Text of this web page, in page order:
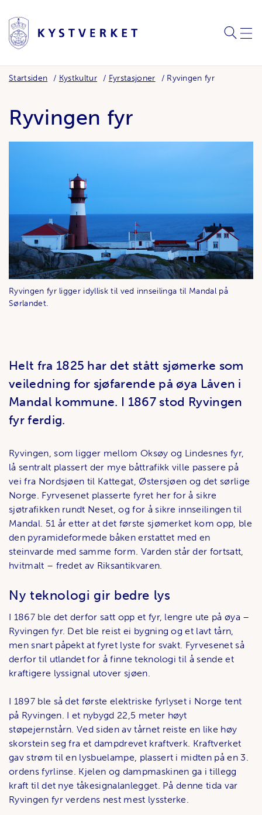
SØK
Startsiden Kystkultur Fyrstasjoner Ryvingen fyr
Ryvingen fyr
Ryvingen fyr ligger idyllisk til ved innseilinga til Mandal på
Sørlandet.
Helt fra 1825 har det stått sjømerke som
veiledning for sjøfarende på øya Låven i
Mandal kommune. I 1867 stod Ryvingen
fyr ferdig.
Ryvingen, som ligger mellom Oksøy og Lindesnes fyr,
lå sentralt plassert der mye båttrafikk ville passere på
vei fra Nordsjøen til Kattegat, Østersjøen og det sørlige
Norge. Fyrvesenet plasserte fyret her for å sikre
sjøtrafikken rundt Neset, og for å sikre innseilingen til
Mandal. 51 år etter at det første sjømerket kom opp, ble
den pyramideformede båken erstattet med en
steinvarde med samme form. Varden står der fortsatt,
hvitmalt – fredet av Riksantikvaren.
Ny teknologi gir bedre lys
I 1867 ble det derfor satt opp et fyr, lengre ute på øya –
Ryvingen fyr. Det ble reist ei bygning og et lavt tårn,
men snart påpekt at fyret lyste for svakt. Fyrvesenet så
derfor til utlandet for å finne teknologi til å sende et
kraftigere lyssignal utover sjøen.
I 1897 ble så det første elektriske fyrlyset i Norge tent
på Ryvingen. I et nybygd 22,5 meter høyt
støpejernstårn. Ved siden av tårnet reiste en like høy
skorstein seg fra et dampdrevet kraftverk. Kraftverket
gav strøm til en lysbuelampe, plassert i midten på en 3.
ordens fyrlinse. Kjelen og dampmaskinen ga i tillegg
kraft til det nye tåkesignalanlegget. På denne tida var
Ryvingen fyr verdens nest mest lyssterke.